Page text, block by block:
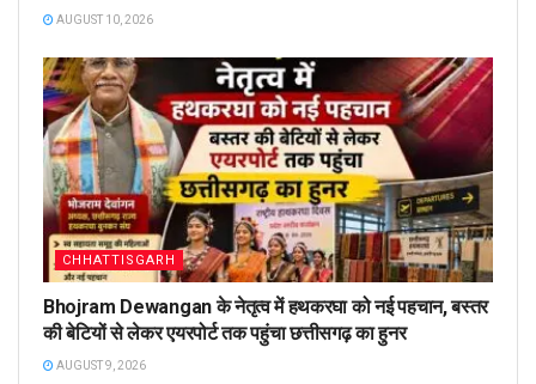
AUGUST 10, 2026
CHHATTISGARH
Bhojram Dewangan के नेतृत्व में हथकरघा को नई पहचान, बस्तर
की बेटियों से लेकर एयरपोर्ट तक पहुंचा छत्तीसगढ़ का हुनर
AUGUST 9, 2026